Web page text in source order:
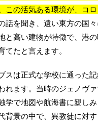
この活気ある環境が、コ
話を聞き、遠い東方の国
と高い建物が特徴で、港
てたと言えます。
スは正式な学校に通った
れます。当時のジェノヴ
学で地図や航海書に親し
背景の中で、異教徒に対